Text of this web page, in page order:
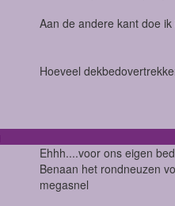
Aan de andere kant doe
Hoeveel
Ehhh....voor ons eigen
Benaan het rondneuzen
megasnel